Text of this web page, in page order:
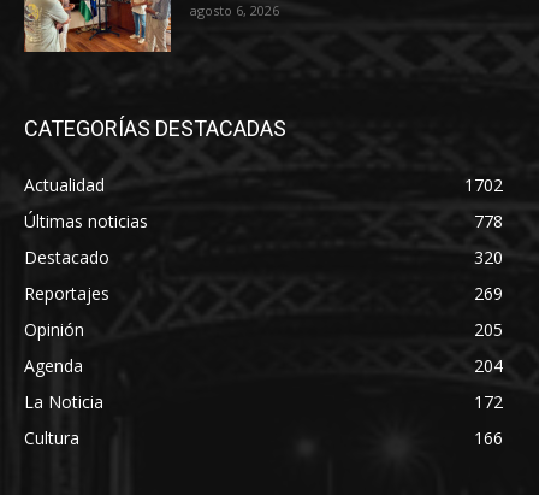
agosto 6, 2026
CATEGORÍAS DESTACADAS
Actualidad
1702
Últimas noticias
778
Destacado
320
Reportajes
269
Opinión
205
Agenda
204
La Noticia
172
Cultura
166